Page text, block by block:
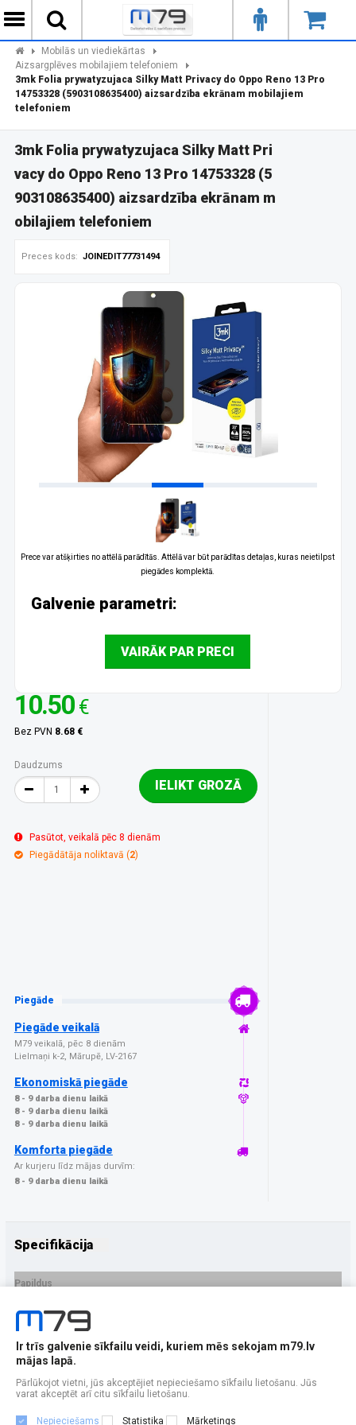
Mobilās un viediekārtas
Aizsargplēves mobilajiem telefoniem
3mk Folia prywatyzujaca Silky Matt Privacy do Oppo Reno 13 Pro
14753328 (5903108635400) aizsardzība ekrānam mobilajiem
telefoniem
3mk Folia prywatyzujaca Silky Matt Pri
vacy do Oppo Reno 13 Pro 14753328 (5
903108635400) aizsardzība ekrānam m
obilajiem telefoniem
Preces kods: JOINEDIT77731494
Prece var atšķirties no attēlā parādītās. Attēlā var būt parādītas detaļas, kuras neietilpst
piegādes komplektā.
Galvenie parametri:
VAIRĀK PAR PRECI
10.50 €
Bez PVN 8.68 €
Daudzums
IELIKT GROZĀ
Pasūtot, veikalā pēc 8 dienām
Piegādātāja noliktavā (2)
Piegāde
Piegāde veikalā
M79 veikalā, pēc 8 dienām
Lielmaņi k-2, Mārupē, LV-2167
Ekonomiskā piegāde
8 - 9 darba dienu laikā
8 - 9 darba dienu laikā
8 - 9 darba dienu laikā
Komforta piegāde
Ar kurjeru līdz mājas durvīm:
8 - 9 darba dienu laikā
Specifikācija
Papildus
Ražotājs
PRECES APRAKSTS
EAN - 5903108635400
Ir trīs galvenie sīkfailu veidi, kuriem mēs sekojam m79.lv
mājas lapā.
Pārlūkojot vietni, jūs akceptējiet nepieciešamo sīkfailu lietošanu. Jūs
varat akceptēt arī citu sīkfailu lietošanu.
Nepieciešams Statistika Mārketings